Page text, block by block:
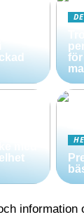
för
med
information